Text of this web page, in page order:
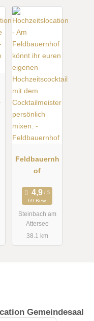
Feldbauernh
of
69 Bew.
Steinbach am
Attersee
38.1 km
Gemeindesaal